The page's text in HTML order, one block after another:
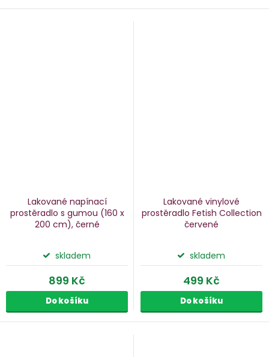
Lakované napínací
prostěradlo s gumou (160 x
200 cm), černé
skladem
899 Kč
Do košíku
Lakované vinylové
prostěradlo Fetish Collection
červené
skladem
499 Kč
Do košíku